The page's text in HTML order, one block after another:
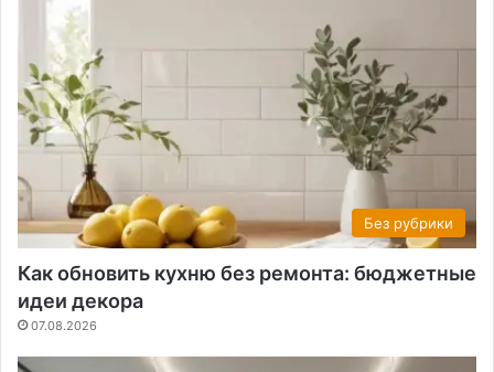
Без рубрики
Как обновить кухню без ремонта: бюджетные
идеи декора
07.08.2026